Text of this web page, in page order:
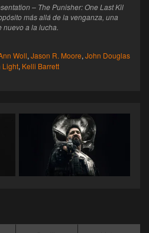
– The Punisher: One Last Kil
más allá de la venganza, una
nuevo a la lucha.
Woll, Jason R. Moore, John Douglas
Light, Kelli Barrett